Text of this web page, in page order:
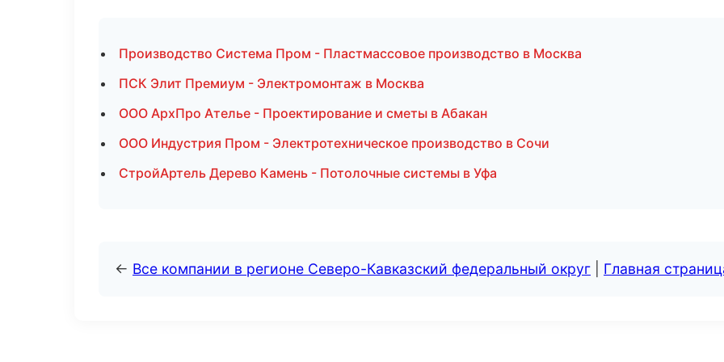
Производство Система Пром - Пластмассовое производство в Москва
ПСК Элит Премиум - Электромонтаж в Москва
ООО АрхПро Ателье - Проектирование и сметы в Абакан
ООО Индустрия Пром - Электротехническое производство в Сочи
СтройАртель Дерево Камень - Потолочные системы в Уфа
← Все компании в регионе Северо-Кавказский федеральный округ Главная